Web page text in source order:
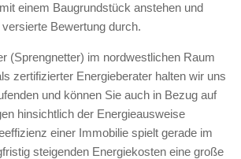
einem Baugrundstück anstehen und
Bewertung durch.
(Sprengnetter) im nordwestlichen Raum
zertifizierter Energieberater halten wir uns
und können Sie auch in Bezug auf
hinsichtlich der Energieausweise
einer Immobilie spielt gerade im
steigenden Energiekosten eine große